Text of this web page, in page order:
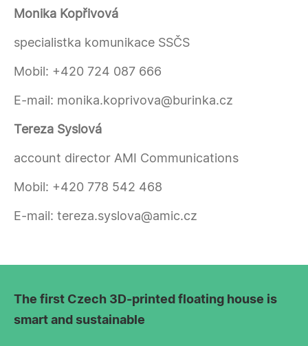
Monika Kopřivová
specialistka komunikace SSČS
Mobil: +420 724 087 666
E-mail: monika.koprivova@burinka.cz
Tereza Syslová
account director AMI Communications
Mobil: +420 778 542 468
E-mail: tereza.syslova@amic.cz
The first Czech 3D-printed floating house is
smart and sustainable